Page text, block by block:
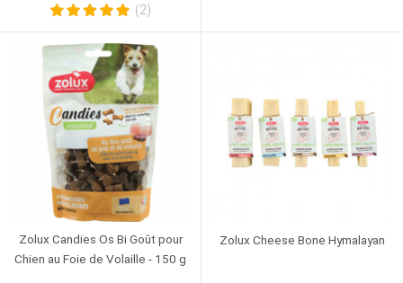
(2)
Zolux Candies Os Bi Goût pour
Chien au Foie de Volaille - 150 g
Zolux Cheese Bone Hymalayan